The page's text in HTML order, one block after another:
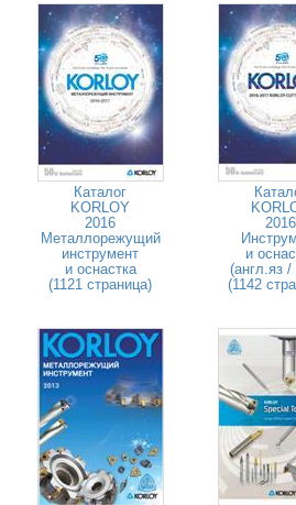
Каталог
KORLOY
2016
Металлорежущий
инструмент
и оснастка
(1121 страница)
2016
и
(англ.яз /
(1142